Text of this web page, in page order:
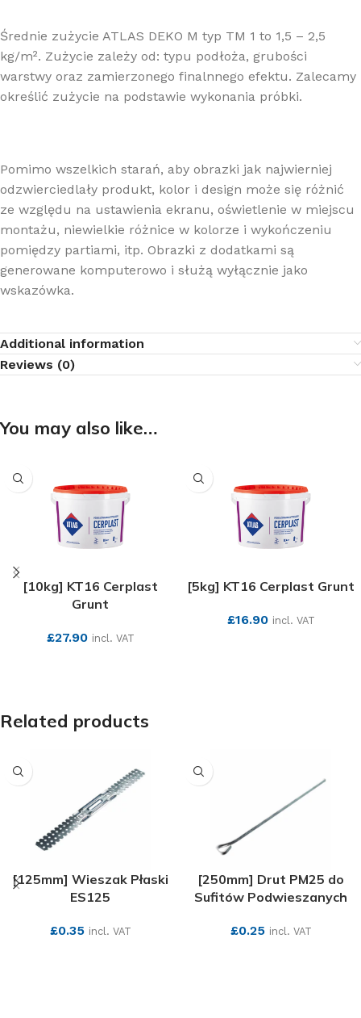
Średnie zużycie ATLAS DEKO M typ TM 1 to 1,5 – 2,5
kg/m². Zużycie zależy od: typu podłoża, grubości
warstwy oraz zamierzonego finalnnego efektu. Zalecamy
określić zużycie na podstawie wykonania próbki.
Pomimo wszelkich starań, aby obrazki jak najwierniej
odzwierciedlały produkt, kolor i design może się różnić
ze względu na ustawienia ekranu, oświetlenie w miejscu
montażu, niewielkie różnice w kolorze i wykończeniu
pomiędzy partiami, itp. Obrazki z dodatkami są
generowane komputerowo i służą wyłącznie jako
wskazówka.
Additional information
Reviews (0)
You may also like…
[10kg] KT16 Cerplast
Grunt
£27.90 incl. VAT
[5kg] KT16 Cerplast Grunt
£16.90 incl. VAT
Related products
[125mm] Wieszak Płaski
ES125
£0.35 incl. VAT
[250mm] Drut PM25 do
Sufitów Podwieszanych
£0.25 incl. VAT